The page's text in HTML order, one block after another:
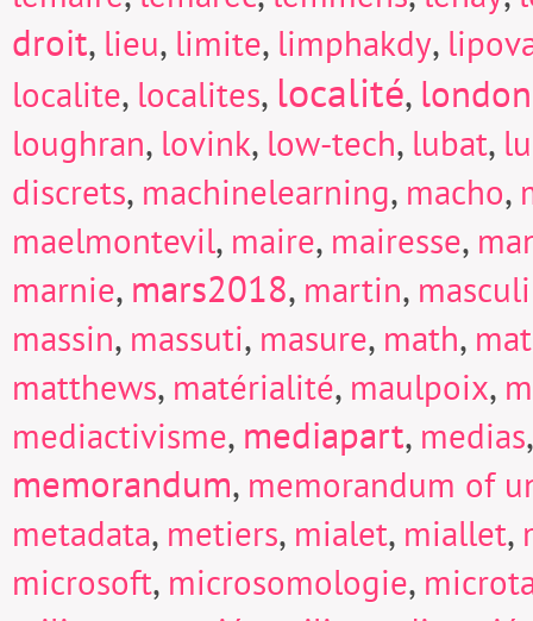
droit, lieu, limite, limphakdy,
localite, localites, localité, london
loughran, lovink, low-tech, lubat,
discrets, machinelearning, macho,
maelmontevil, maire, mairesse,
marnie, mars2018, martin,
massin, massuti, masure, math,
matthews, matérialité, maulpoix,
mediactivisme, mediapart, medias
memorandum, memorandum of
metadata, metiers, mialet, miallet,
microsoft, microsomologie,